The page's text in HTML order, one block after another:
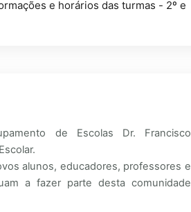
e horários das turmas - 2º e
de Escolas Dr. Francisco
alunos, educadores, professores e
a fazer parte desta comunidade